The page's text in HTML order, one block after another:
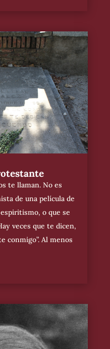
te llaman. No es
de una película de
o que se
veces que te dicen,
conmigo”. Al menos